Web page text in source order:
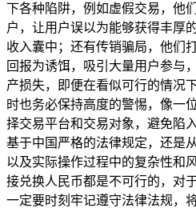
下各种陷阱，例如虚假交易，他
户，让用户误以为能够获得丰厚
收入囊中；还有传销骗局，他们
回报为诱饵，吸引大量用户参与
产损失，即便在看似可行的情况
时也务必保持高度的警惕，像一
择交易平台和交易对象，避免陷
基于中国严格的法律规定，还是
以及实际操作过程中的复杂性和
接兑换人民币都是不可行的，对
一定要时刻牢记遵守法律法规，